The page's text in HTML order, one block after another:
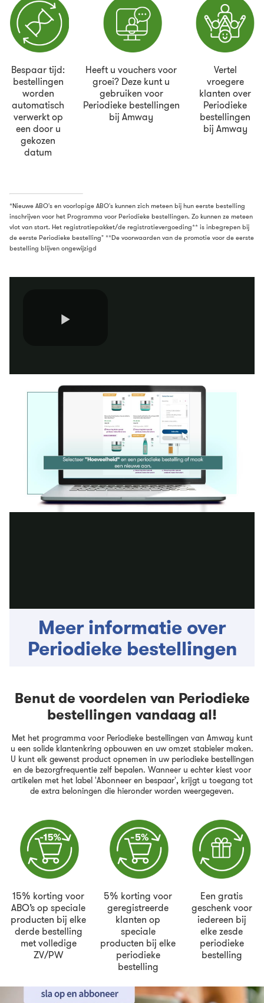
Bespaar tijd:
bestellingen
worden
automatisch
verwerkt op
een door u
gekozen
datum
Heeft u vouchers voor
groei? Deze kunt u
gebruiken voor
Periodieke bestellingen
bij Amway
Vertel
vroegere
klanten over
Periodieke
bestellingen
bij Amway
*Nieuwe ABO's en voorlopige ABO's kunnen zich meteen bij hun eerste bestelling
inschrijven voor het Programma voor Periodieke bestellingen. Zo kunnen ze meteen
vlot van start. Het registratiepakket/de registratievergoeding** is inbegrepen bij
de eerste Periodieke bestelling" **De voorwaarden van de promotie voor de eerste
bestelling blijven ongewijzigd
Meer informatie over
Periodieke bestellingen
Benut de voordelen van Periodieke
bestellingen vandaag al!
Met het programma voor Periodieke bestellingen van Amway kunt
u een solide klantenkring opbouwen en uw omzet stabieler maken.
U kunt elk gewenst product opnemen in uw periodieke bestellingen
en de bezorgfrequentie zelf bepalen. Wanneer u echter kiest voor
artikelen met het label 'Abonneer en bespaar', krijgt u toegang tot
de extra beloningen die hieronder worden weergegeven.
15% korting voor
ABO’s op speciale
producten bij elke
derde bestelling
met volledige
ZV/PW
5% korting voor
geregistreerde
klanten op
speciale
producten bij elke
periodieke
bestelling
Een gratis
geschenk voor
iedereen bij
elke zesde
periodieke
bestelling